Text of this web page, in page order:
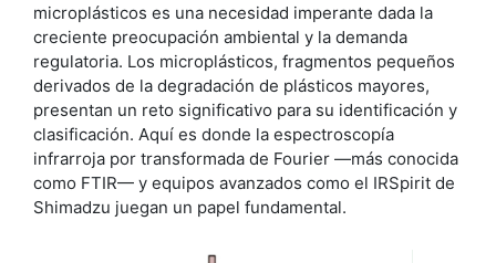
microplásticos es una necesidad imperante dada la
creciente preocupación ambiental y la demanda
regulatoria. Los microplásticos, fragmentos pequeños
derivados de la degradación de plásticos mayores,
presentan un reto significativo para su identificación y
clasificación. Aquí es donde la espectroscopía
infrarroja por transformada de Fourier —más conocida
como FTIR— y equipos avanzados como el IRSpirit de
Shimadzu juegan un papel fundamental.